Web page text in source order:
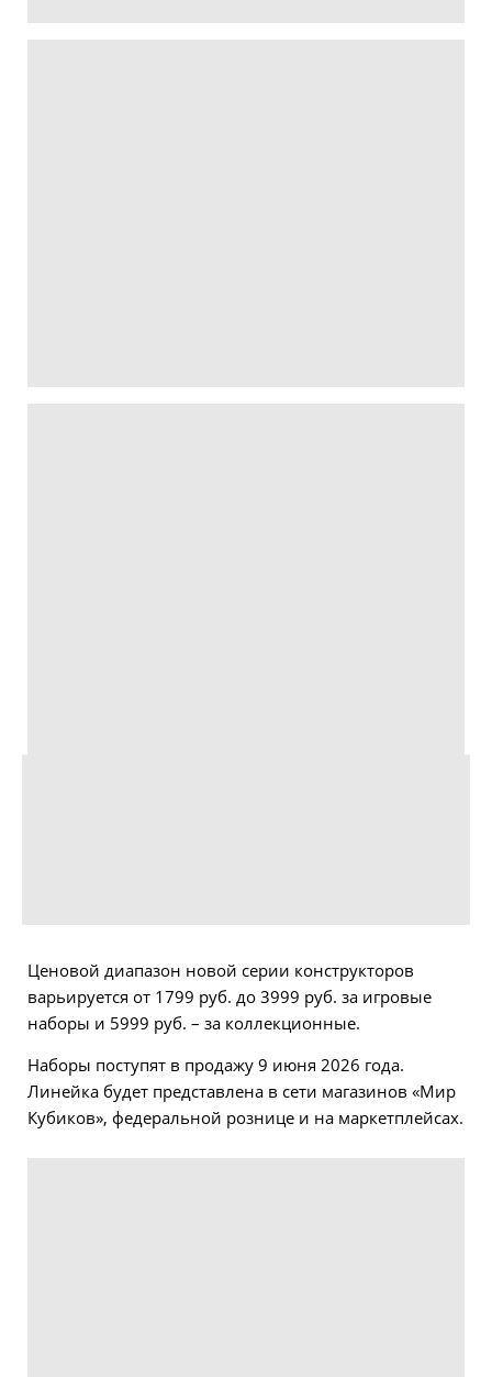
Ценовой диапазон новой серии конструкторов
варьируется от 1799 руб. до 3999 руб. за игровые
наборы и 5999 руб. – за коллекционные.
Наборы поступят в продажу 9 июня 2026 года.
Линейка будет представлена в сети магазинов «Мир
Кубиков», федеральной рознице и на маркетплейсах.